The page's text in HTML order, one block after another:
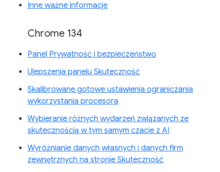
Inne ważne informacje
Chrome 134
Panel Prywatność i bezpieczeństwo
Ulepszenia panelu Skuteczność
Skalibrowane gotowe ustawienia ograniczania
wykorzystania procesora
Wybieranie różnych wydarzeń związanych ze
skutecznością w tym samym czacie z AI
Wyróżnianie danych własnych i danych firm
zewnętrznych na stronie Skuteczność